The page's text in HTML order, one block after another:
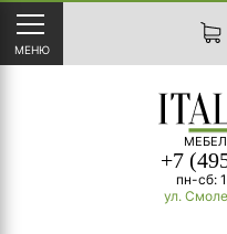
МЕНЮ
+7
пн-сб:
ул.